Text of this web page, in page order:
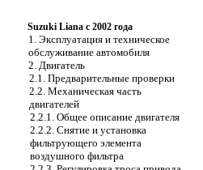
Suzuki Liana с 2002 года
1. Эксплуатация и техническое
обслуживание автомобиля
2. Двигатель
2.1. Предварительные проверки
2.2. Механическая часть
двигателей
2.2.1. Общее описание двигателя
2.2.2. Снятие и установка
фильтрующего элемента
воздушного фильтра